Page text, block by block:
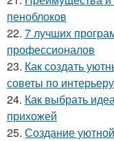
пеноблоков
22. 7 лучших
профессионалов
23. Как создать
советы по интерьеру
24. Как выбрать
прихожей
25. Создание